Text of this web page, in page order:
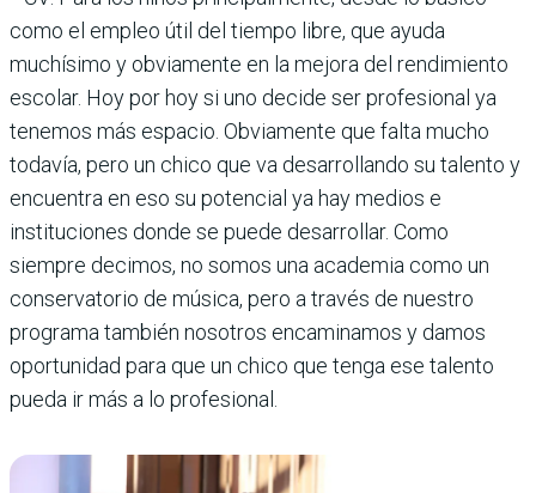
como el empleo útil del tiempo libre, que ayuda
muchísimo y obviamente en la mejora del rendimiento
escolar. Hoy por hoy si uno decide ser profesional ya
tenemos más espacio. Obviamente que falta mucho
todavía, pero un chico que va desarrollando su talento y
encuentra en eso su potencial ya hay medios e
instituciones donde se puede desarrollar. Como
siempre decimos, no somos una academia como un
conservatorio de música, pero a través de nuestro
programa también nosotros encaminamos y damos
oportunidad para que un chico que tenga ese talento
pueda ir más a lo profesional.